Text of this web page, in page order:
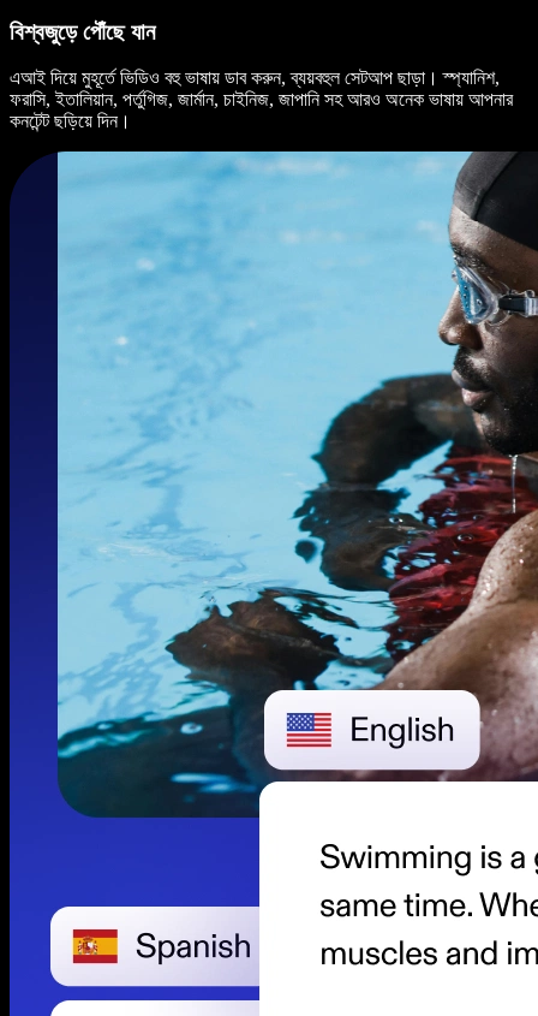
বিশ্বজুড়ে পৌঁছে যান
এআই দিয়ে মুহূর্তে ভিডিও বহু ভাষায় ডাব করুন, ব্যয়বহুল সেটআপ ছাড়া। স্প্যানিশ,
ফরাসি, ইতালিয়ান, পর্তুগিজ, জার্মান, চাইনিজ, জাপানি সহ আরও অনেক ভাষায় আপনার
কনটেন্ট ছড়িয়ে দিন।